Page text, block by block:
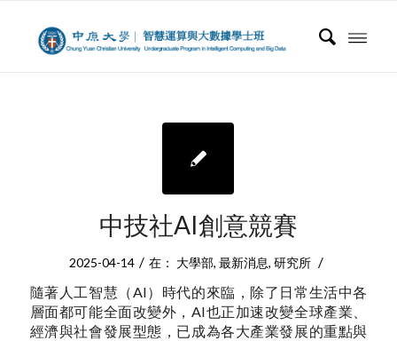
中技社AI創意競賽
2025-04-14 / 在： 大學部, 最新消息, 研究所 /
隨著人工智慧（AI）時代的來臨，除了日常生活中各
層面都可能全面改變外，AI也正加速改變全球產業、
經濟與社會發展型態，已成為各大產業發展的重點與